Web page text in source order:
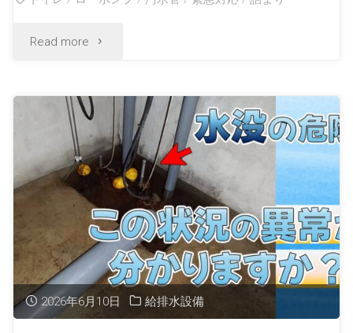
Read more
2026年6月10日 給排水設備